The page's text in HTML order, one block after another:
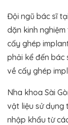
Đội ngũ bác sĩ
dặn kinh
cấy ghép
phải kể đến bác
về cấy ghép
Nha khoa Sài
vật liệu sử dụng
nhập khẩu từ